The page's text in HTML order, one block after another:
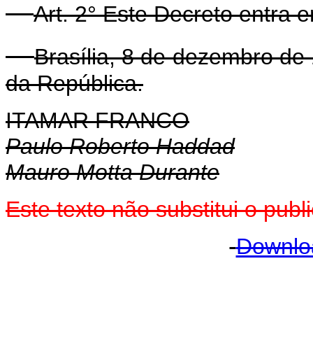
Art. 2° Este Decreto entra
Brasília, 8 de dezembro de
da República.
ITAMAR FRANCO
Paulo Roberto Haddad
Mauro Motta Durante
Este texto não substitui o